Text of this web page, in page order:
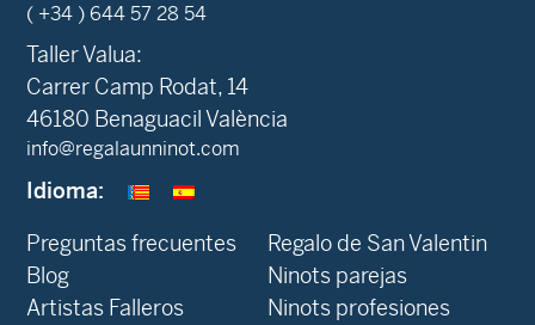
( +34 ) 644 57 28 54
Taller Valua:
Carrer Camp Rodat, 14
46180 Benaguacil València
info@regalaunninot.com
Idioma:
Preguntas frecuentes
Blog
Artistas Falleros
Regalo de San Valentin
Ninots parejas
Ninots profesiones